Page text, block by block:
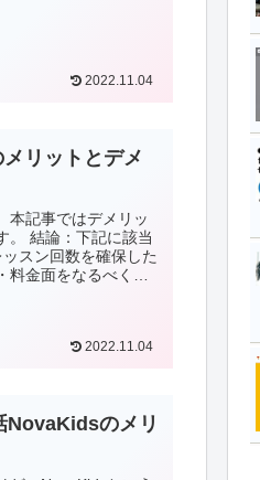
2022.11.04
リットとデメ
本記事ではデメリッ
。 結論：下記に該当
スン回数を確保した
金面をなるべく抑
2022.11.04
NovaKidsのメリ